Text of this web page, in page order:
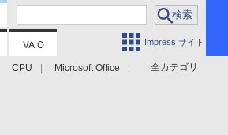
Impress サイト
全カテゴリ
CPU Microsoft Office